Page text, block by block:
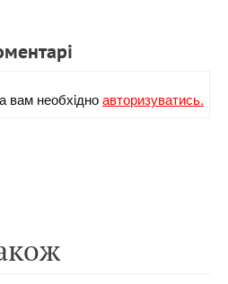
вам необхiдноавторизуватись.